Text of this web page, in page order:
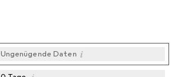
Ungenügende Daten i